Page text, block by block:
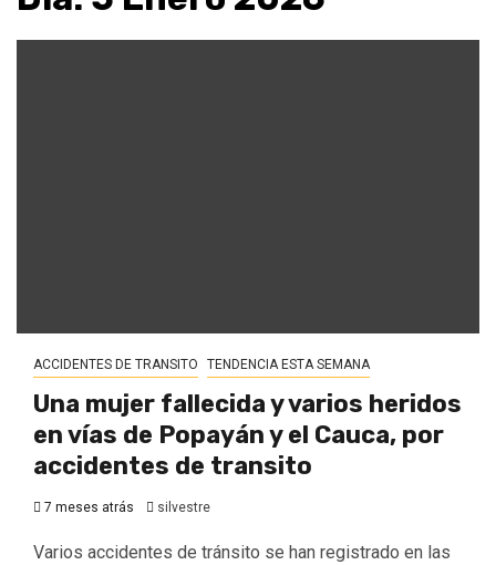
ACCIDENTES DE TRANSITO TENDENCIA ESTA SEMANA
Una mujer fallecida y varios heridos
en vías de Popayán y el Cauca, por
accidentes de transito
7 meses atrás silvestre
Varios accidentes de tránsito se han registrado en las